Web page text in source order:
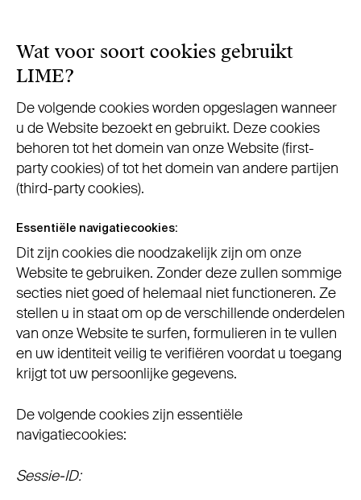
Wat voor soort cookies gebruikt
LIME?
De volgende cookies worden opgeslagen wanneer
u de Website bezoekt en gebruikt. Deze cookies
behoren tot het domein van onze Website (first-
party cookies) of tot het domein van andere partijen
(third-party cookies).
Essentiële navigatiecookies:
Dit zijn cookies die noodzakelijk zijn om onze
Website te gebruiken. Zonder deze zullen sommige
secties niet goed of helemaal niet functioneren. Ze
stellen u in staat om op de verschillende onderdelen
van onze Website te surfen, formulieren in te vullen
en uw identiteit veilig te verifiëren voordat u toegang
krijgt tot uw persoonlijke gegevens.
De volgende cookies zijn essentiële
navigatiecookies:
Sessie-ID: